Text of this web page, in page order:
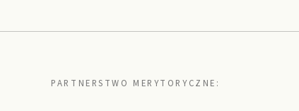
PARTNERSTWO MERYTORYCZNE: